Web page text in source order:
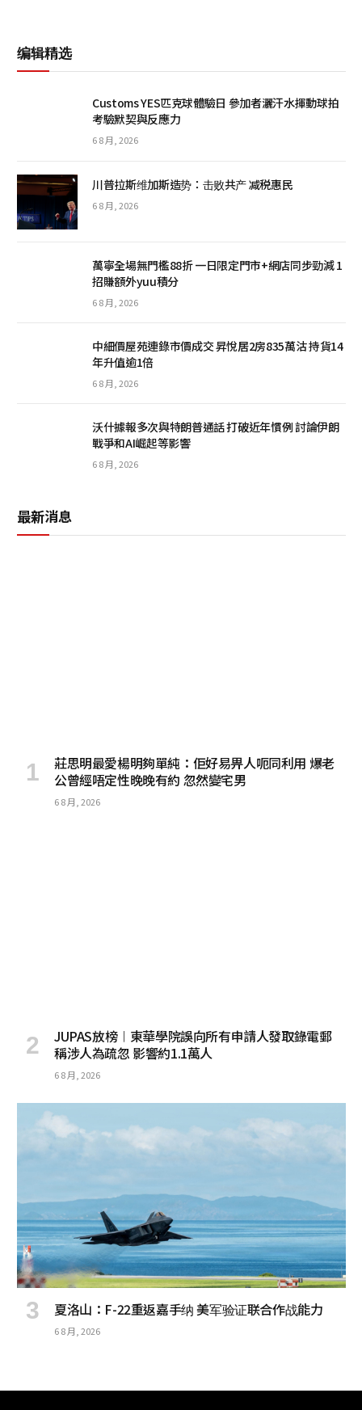
编辑精选
Customs YES匹克球體驗日 參加者灑汗水揮動球拍
考驗默契與反應力
6 8 月, 2026
川普拉斯维加斯造势：击败共产 减税惠民
6 8 月, 2026
萬寧全場無門檻88折 一日限定門市+網店同步勁減 1
招賺額外yuu積分
6 8 月, 2026
中細價屋苑連錄市價成交 昇悅居2房835萬沽 持貨14
年升值逾1倍
6 8 月, 2026
沃什據報多次與特朗普通話 打破近年慣例 討論伊朗
戰爭和AI崛起等影響
6 8 月, 2026
最新消息
莊思明最愛楊明夠單純：佢好易畀人呃同利用 爆老
公曾經唔定性晚晚有約 忽然變宅男
6 8 月, 2026
JUPAS放榜︱東華學院誤向所有申請人發取錄電郵
稱涉人為疏忽 影響約1.1萬人
6 8 月, 2026
夏洛山：F-22重返嘉手纳 美军验证联合作战能力
6 8 月, 2026